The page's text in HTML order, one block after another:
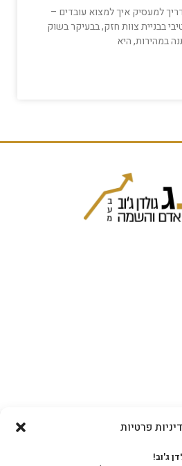
פרטיות
ג'וב!
למעסיק איך למצוא עובדים –
בבניית צוות חזק, בבעיקר בשוק
במהירות, היא